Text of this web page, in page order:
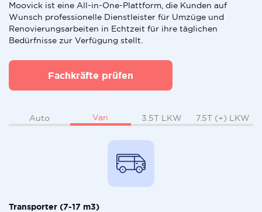
Moovick ist eine All-in-One-Plattform, die Kunden auf
Wunsch professionelle Dienstleister für Umzüge und
Renovierungsarbeiten in Echtzeit für ihre täglichen
Bedürfnisse zur Verfügung stellt.
Fachkräfte prüfen
Auto Van 3.5T LKW 7.5T (+) LKW
Transporter (7-17 m3)